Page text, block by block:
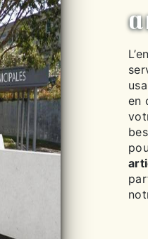
en